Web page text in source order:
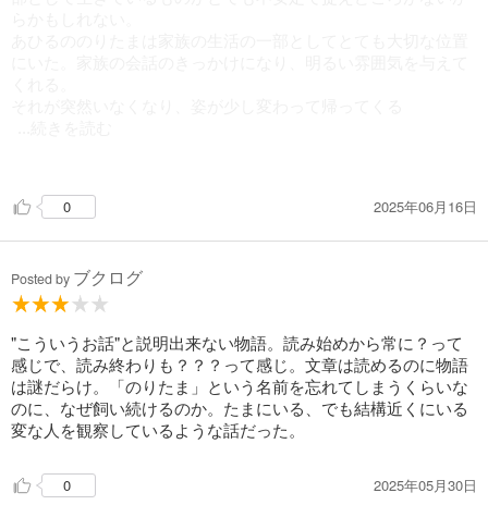
たまが果たしていた役割は近所の子供達に変わり、最後弟に取
って代わったように見える。
0 2025年06月16日
Posted by ブクログ
"こういうお話"と説明出来ない物語。読み始めから常に？って
感じで、読み終わりも？？？って感じ。文章は読めるのに物語
は謎だらけ。「のりたま」という名前を忘れてしまうくらいな
のに、なぜ飼い続けるのか。たまにいる、でも結構近くにいる
変な人を観察しているような話だった。
0 2025年05月30日